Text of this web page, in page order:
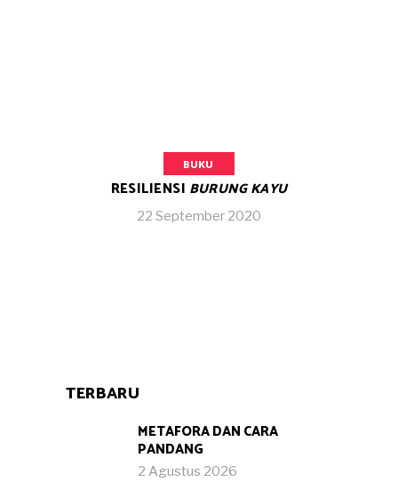
BUKU
RESILIENSI BURUNG KAYU
22 September 2020
TERBARU
METAFORA DAN CARA
PANDANG
2 Agustus 2026